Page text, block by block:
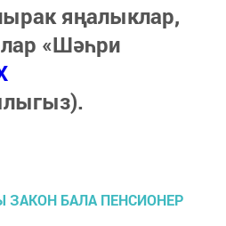
яңалыклар,
«Шәһри
ЗАКОН БАЛА ПЕНСИОНЕР